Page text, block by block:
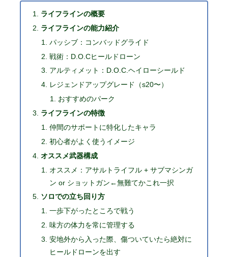
ライフラインの概要
ライフラインの能力紹介
パッシブ：コンバッドグライド
戦術：D.O.Cヒールドローン
アルティメット：D.O.C.ヘイローシールド
レジェンドアップグレード（s20〜）
おすすめのパーク
ライフラインの特徴
仲間のサポートに特化したキャラ
初心者がよく使うイメージ
オススメ武器構成
オススメ：アサルトライフル + サブマシンガ
ン or ショットガン←無難てかこれ一択
ソロでの立ち回り方
一歩下がったところで戦う
味方の体力を常に管理する
安地外から入った際、傷ついていたら絶対に
ヒールドローンを出す